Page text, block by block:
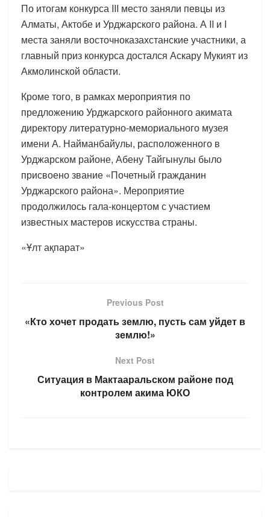
По итогам конкурса III место заняли певцы из
Алматы, Актобе и Урджарского района. А II и I
места заняли восточноказахстанские участники, а
главный приз конкурса достался Аскару Мукият из
Акмолинской области.
Кроме того, в рамках мероприятия по
предложению Урджарского районного акимата
директору литературно-мемориального музея
имени А. Найманбайулы, расположенного в
Урджарском районе, Абену Тайгынулы было
присвоено звание «Почетный гражданин
Урджарского района». Мероприятие
продолжилось гала-концертом с участием
известных мастеров искусства страны.
«Ұлт ақпарат»
Previous Post
«Кто хочет продать землю, пусть сам уйдет в
землю!»
Next Post
Ситуация в Мактааральском районе под
контролем акима ЮКО